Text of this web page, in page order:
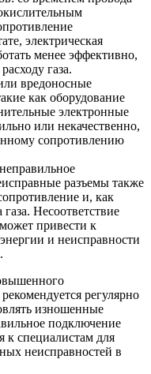
электрическая
менее эффективно,
газа.
вредоносные
как оборудование
электронные
или некачественно,
сопротивлению
разъемы также
и, как
Несоответствие
привести к
и неисправности
регулярно
изношенные
подключение
к специалистам для
неисправностей в